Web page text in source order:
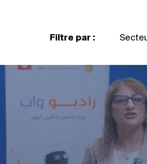
Filtre par :
ECOAGRIS : Plateforme
ONG & Bailleur de fonds